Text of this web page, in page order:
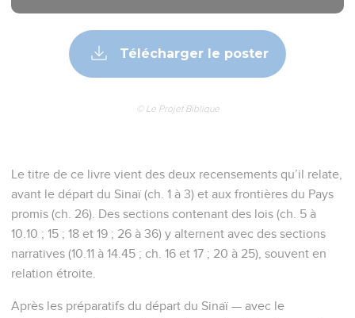
Télécharger le poster
© Le Projet Biblique
Le titre de ce livre vient des deux recensements qu’il relate,
avant le départ du Sinaï (ch. 1 à 3) et aux frontières du Pays
promis (ch. 26). Des sections contenant des lois (ch. 5 à
10.10 ; 15 ; 18 et 19 ; 26 à 36) y alternent avec des sections
narratives (10.11 à 14.45 ; ch. 16 et 17 ; 20 à 25), souvent en
relation étroite.
Après les préparatifs du départ du Sinaï — avec le